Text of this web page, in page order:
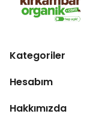
Kategoriler
Hesabım
Hakkımızda